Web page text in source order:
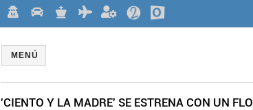
MENÚ
'CIENTO Y LA MADRE' SE ESTRENA CON UN